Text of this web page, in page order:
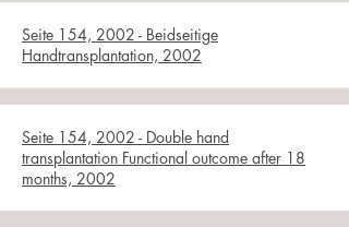
Seite 154, 2002 - Beidseitige
Handtransplantation, 2002
Seite 154, 2002 - Double hand
transplantation Functional outcome after 18
months, 2002